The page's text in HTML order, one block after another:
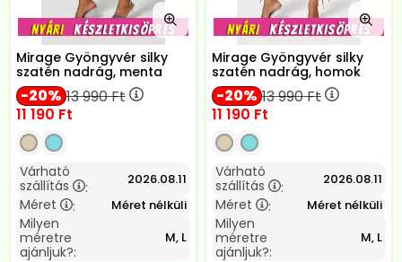
Mirage Gyöngyvér silky
szatén nadrág, menta
20 13 990Ft
11 190 Ft
Várható
szállítás
: 2026.08.11
Méret : Méret nélküli
Milyen
méretre
ajánljuk?:
M, L
Mirage Gyöngyvér silky
szatén nadrág, homok
20 13 990Ft
11 190 Ft
Várható
szállítás
: 2026.08.11
Méret : Méret nélküli
Milyen
méretre
ajánljuk?:
M, L